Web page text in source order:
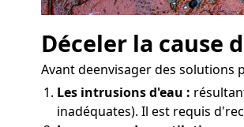
Déceler la cause
Avant deenvisager des solutions
Les intrusions d'eau :
inadéquates). Il est requis